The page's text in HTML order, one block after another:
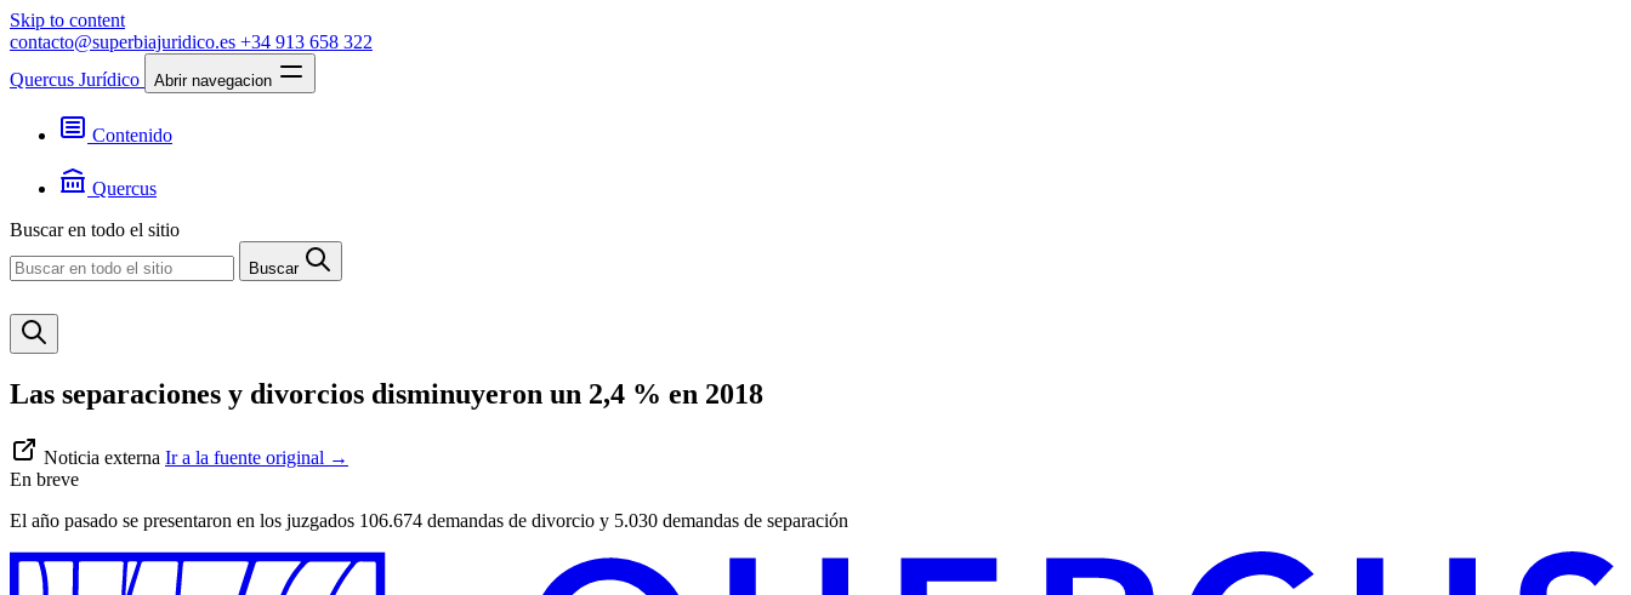
Skip to content
contacto@superbiajuridico.es +34 913 658 322
Quercus Jurídico
Abrir navegacion
Contenido
Noticias
Quercus
Contacto
Buscar en todo el sitio
Buscar
Las separaciones y divorcios disminuyeron un 2,4 % en 2018
Noticia externa Ir a la fuente original →
En breve
El año pasado se presentaron en los juzgados 106.674 demandas de divorcio y 5.030 demandas de separación